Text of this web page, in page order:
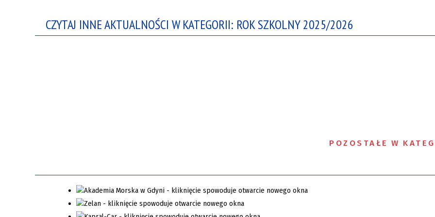
CZYTAJ INNE AKTUALNOŚCI W KATEGORII: ROK SZKOLNY 2025/2026
POZOSTAŁE W